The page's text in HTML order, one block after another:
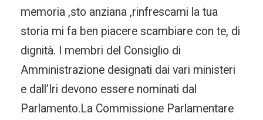
memoria ,sto anziana ,rinfrescami la tua
storia mi fa ben piacere scambiare con te, di
dignità. I membri del Consiglio di
Amministrazione designati dai vari ministeri
e dall’Iri devono essere nominati dal
Parlamento.La Commissione Parlamentare